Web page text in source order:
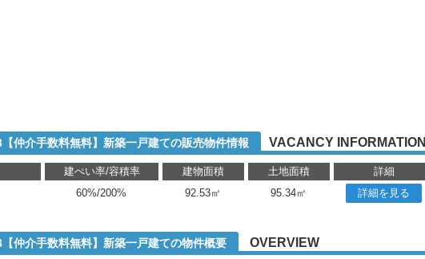
仲介手数料無料】新築一戸建ての販売物件情報 VACANCY INFORMATION
建ぺい率/容積率 建物面積 土地面積 詳細
60%/200% 92.53㎡ 95.34㎡ 詳細を見る
仲介手数料無料】新築一戸建ての物件概要 OVERVIEW